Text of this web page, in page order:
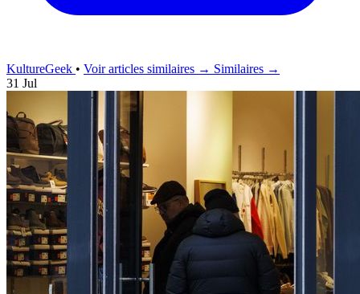
KultureGeek • Voir articles similaires → Similaires →
31 Jul